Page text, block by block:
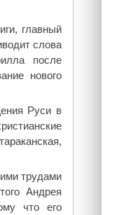
главный
слова
после
нового
Руси в
трудами
Андрея
что его